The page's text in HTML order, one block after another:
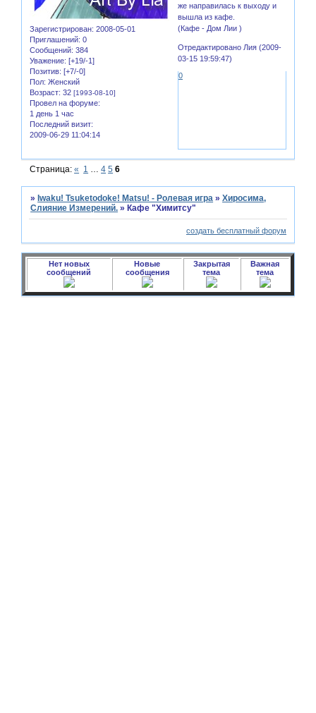
Зарегистрирован: 2008-05-01
Приглашений: 0
Сообщений: 384
Уважение: [+19/-1]
Позитив: [+7/-0]
Пол: Женский
Возраст: 32 [1993-08-10]
Провел на форуме:
1 день 1 час
Последний визит:
2009-06-29 11:04:14
же направилась к выходу и
вышла из кафе.
(Кафе - Дом Лии )
Отредактировано Лия (2009-
03-15 19:59:47)
0
Страница:« 1 4 5 6
» Iwaku! Tsuketodoke! Matsu! - Ролевая игра »Хиросима,
Слияние Измерений. » Кафе "Химитсу"
создать бесплатный форум
Нет новых
сообщений
Новые
сообщения
Закрытая
тема
Важная
тема